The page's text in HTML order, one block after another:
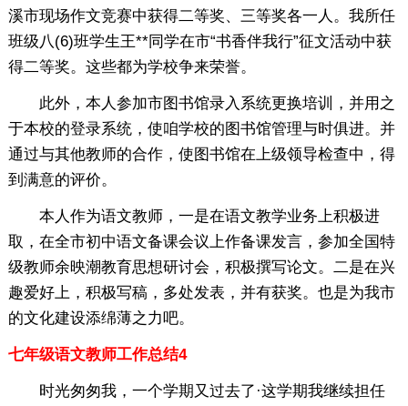
溪市现场作文竞赛中获得二等奖、三等奖各一人。我所任
班级八(6)班学生王**同学在市“书香伴我行”征文活动中获
得二等奖。这些都为学校争来荣誉。
此外，本人参加市图书馆录入系统更换培训，并用之
于本校的登录系统，使咱学校的图书馆管理与时俱进。并
通过与其他教师的合作，使图书馆在上级领导检查中，得
到满意的评价。
本人作为语文教师，一是在语文教学业务上积极进
取，在全市初中语文备课会议上作备课发言，参加全国特
级教师余映潮教育思想研讨会，积极撰写论文。二是在兴
趣爱好上，积极写稿，多处发表，并有获奖。也是为我市
的文化建设添绵薄之力吧。
七年级语文教师工作总结4
时光匆匆我，一个学期又过去了·这学期我继续担任